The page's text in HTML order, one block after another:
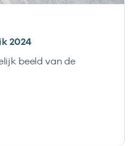
2024
beeld van de